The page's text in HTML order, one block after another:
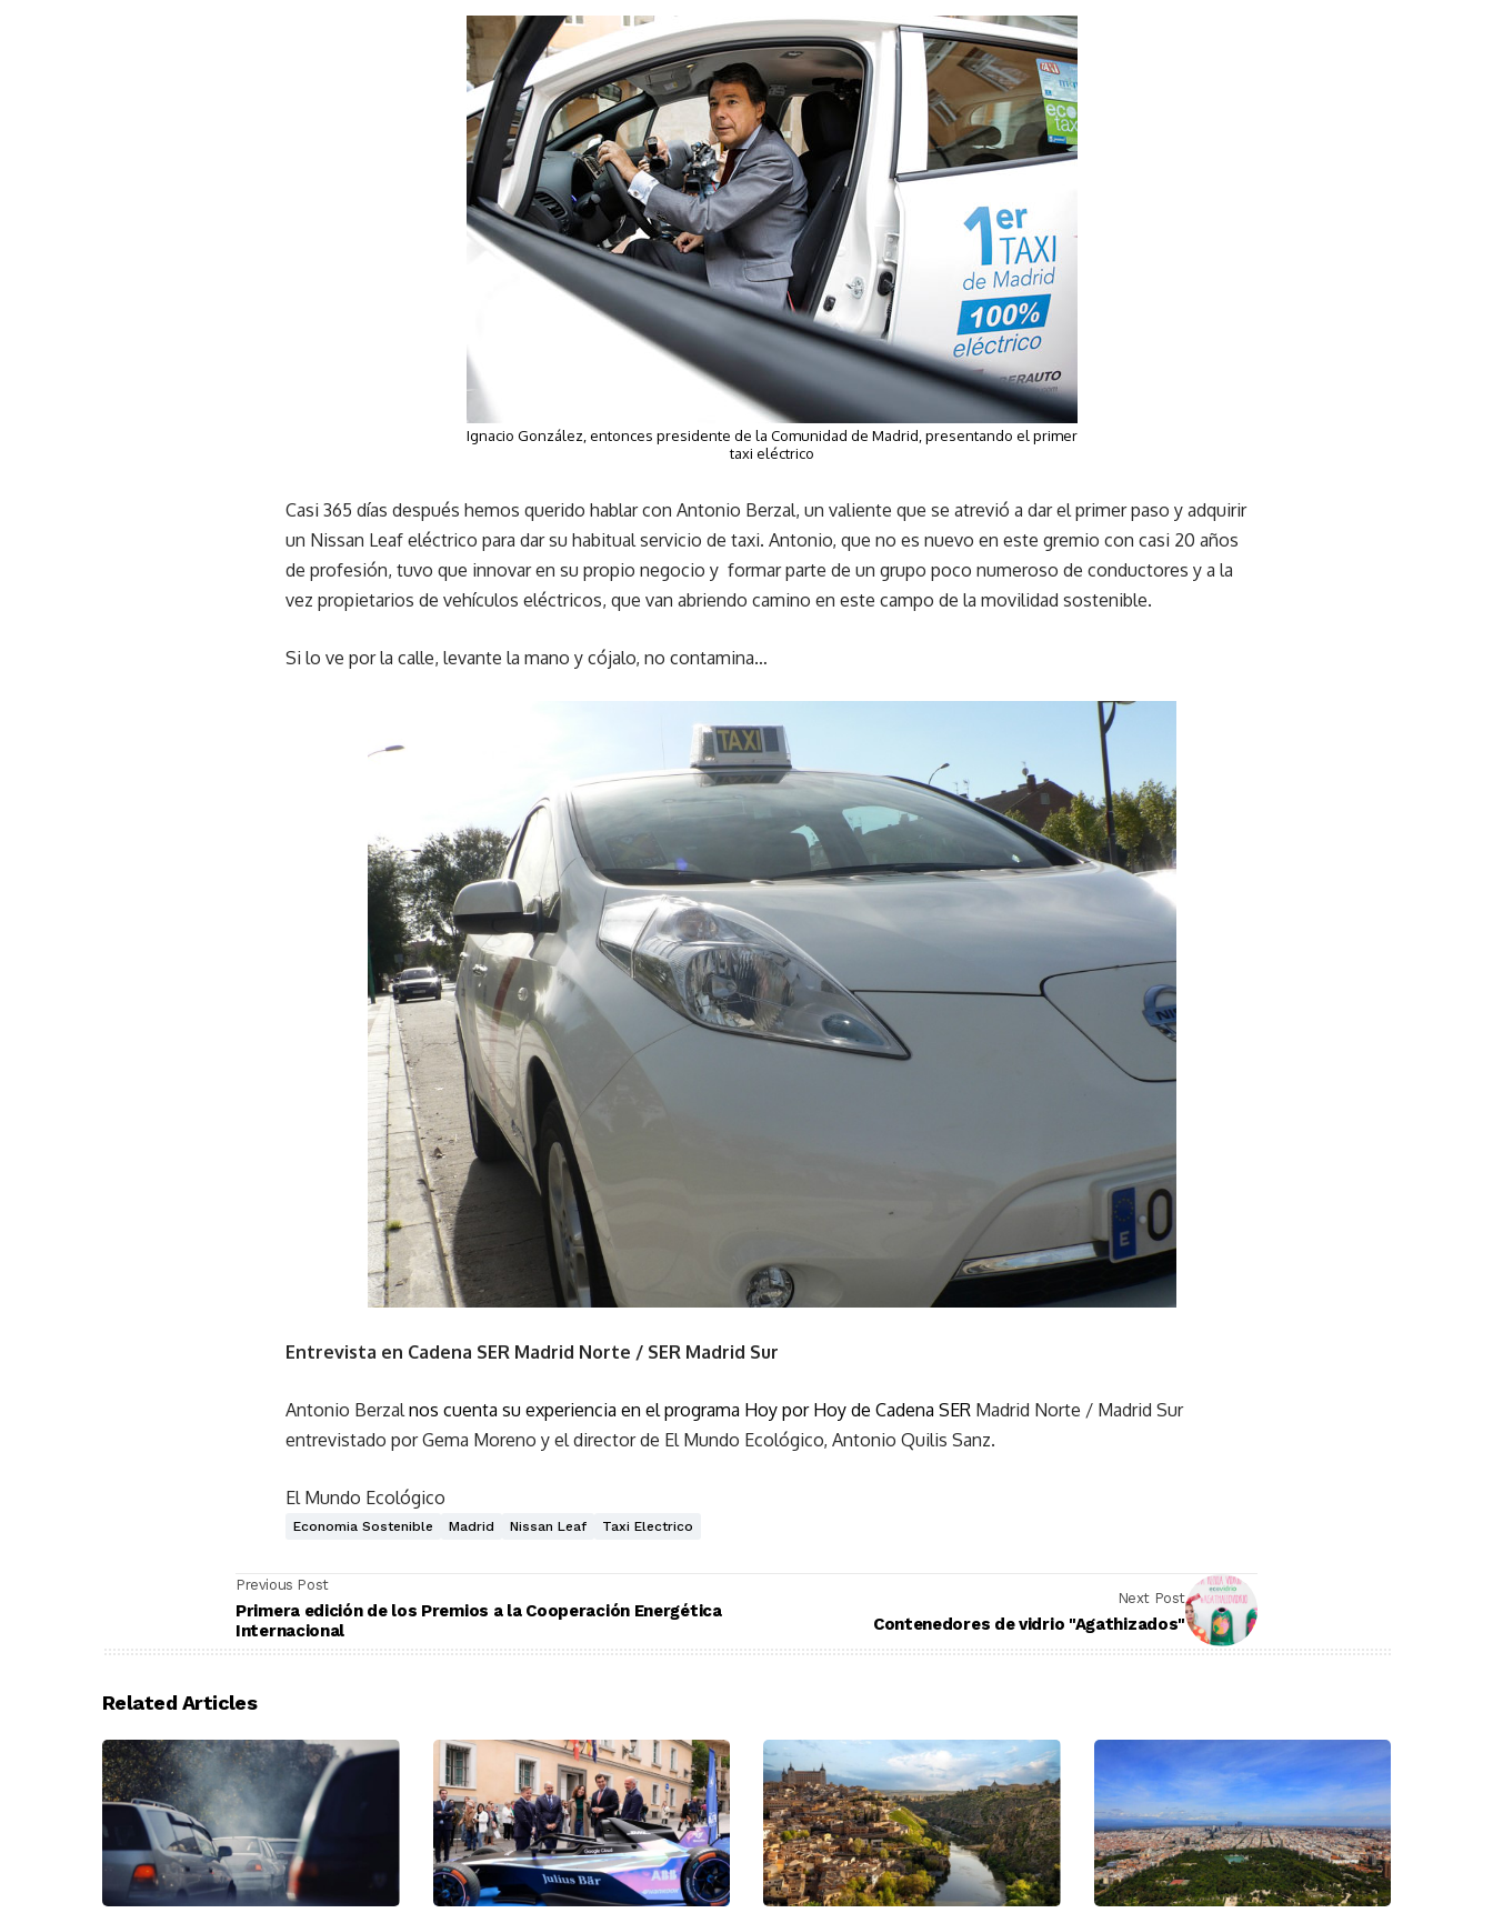
Ignacio González, entonces presidente de la Comunidad de Madrid, presentando el primer
taxi eléctrico
Casi 365 días después hemos querido hablar con Antonio Berzal, un valiente que se atrevió a dar el primer paso y adquirir
un Nissan Leaf eléctrico para dar su habitual servicio de taxi. Antonio, que no es nuevo en este gremio con casi 20 años
de profesión, tuvo que innovar en su propio negocio y formar parte de un grupo poco numeroso de conductores y a la
vez propietarios de vehículos eléctricos, que van abriendo camino en este campo de la movilidad sostenible.
Si lo ve por la calle, levante la mano y cójalo, no contamina…
Entrevista en Cadena SER Madrid Norte / SER Madrid Sur
Antonio Berzalnos cuenta su experiencia en el programa Hoy por Hoy de Cadena SER Madrid Norte / Madrid Sur
entrevistado por Gema Moreno y el director de El Mundo Ecológico, Antonio Quilis Sanz.
El Mundo Ecológico
Economia Sostenible Madrid Nissan Leaf Taxi Electrico
Previous Post
Primera edición de los Premios a la Cooperación Energética
Internacional
Next Post
Contenedores de vidrio "Agathizados"
Related Articles